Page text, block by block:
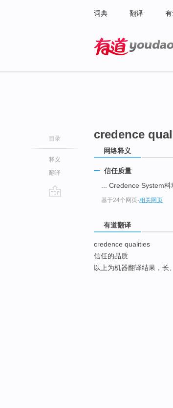
词典 翻译
目录
释义
翻译
credence
网络释义
信任质量
... Credence System
基于24个网页-相关网页
有道翻译
credence qualities
信任的品质
以上为机器翻译结果，长